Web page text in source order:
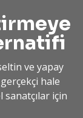
ve yapay
hale
için